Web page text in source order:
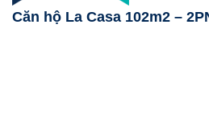
Căn hộ La Casa 102m2 –